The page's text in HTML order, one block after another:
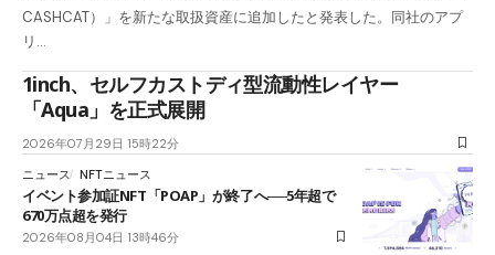
CASHCAT）」を新たな取扱資産に追加したと発表した。同社のアプ
リ…
1inch、セルフカストディ型流動性レイヤー
「Aqua」を正式展開
2026年07月29日 15時22分
ニュース NFTニュース
イベント参加証NFT「POAP」が終了へ──5年超で
670万点超を発行
2026年08月04日 13時46分